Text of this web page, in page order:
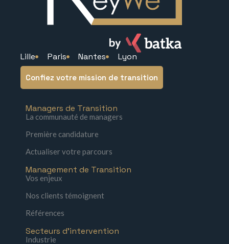
Lille Paris Nantes Lyon
Confiez votre mission de transition
Managers de Transition
La communauté de managers
Première candidature
Actualiser votre parcours
Management de Transition
Vos enjeux
Nos clients témoignent
Références
Secteurs d'intervention
Industrie